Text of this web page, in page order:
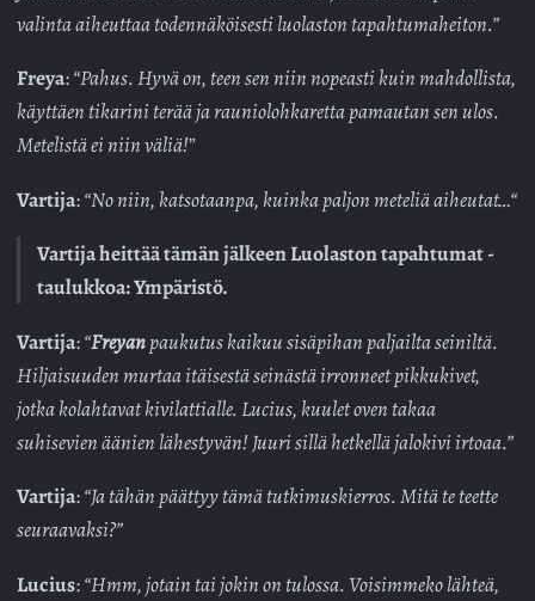
valinta aiheuttaa todennäköisesti luolaston tapahtumaheiton.”
Freya:“Pahus. Hyvä on, teen sen niin nopeasti kuin mahdollista,
käyttäen tikarini terää ja rauniolohkaretta pamautan sen ulos.
Metelistä ei niin väliä!”
Vartija:“No niin, katsotaanpa, kuinka paljon meteliä aiheutat…“
Vartija heittää tämän jälkeen Luolaston tapahtumat -
taulukkoa: Ympäristö.
Vartija:“Freyanpaukutus kaikuu sisäpihan paljailta seiniltä.
Hiljaisuuden murtaa itäisestä seinästä irronneet pikkukivet,
jotka kolahtavat kivilattialle. Lucius, kuulet oven takaa
suhisevien äänien lähestyvän! Juuri sillä hetkellä jalokivi irtoaa.”
Vartija:“Ja tähän päättyy tämä tutkimuskierros. Mitä te teette
seuraavaksi?”
Lucius:“Hmm, jotain tai jokin on tulossa. Voisimmeko lähteä,